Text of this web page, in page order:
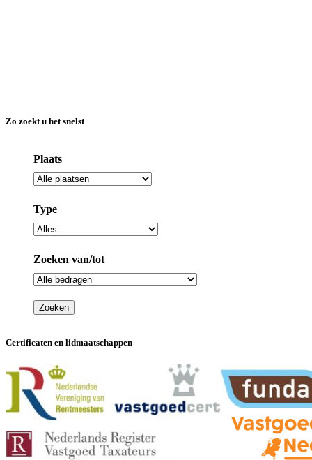
Zo zoekt u het snelst
Plaats
Type
Zoeken van/tot
Certificaten en lidmaatschappen